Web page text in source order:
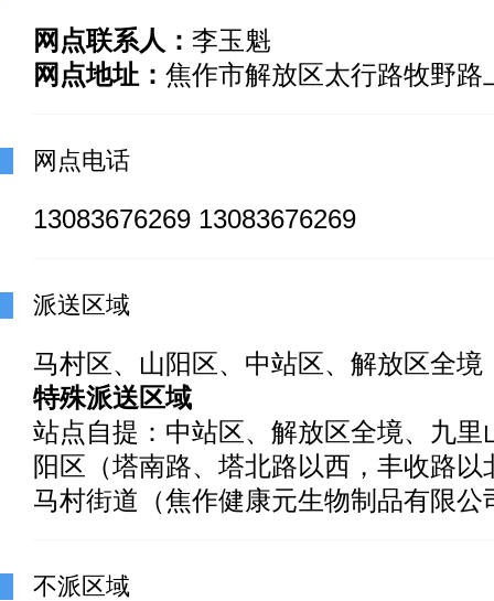
网点联系人： 李玉魁
网点地址： 焦作市解放区太行路牧野路
网点电话
13083676269 13083676269
派送区域
马村区、山阳区、中站区、解放区全境
特殊派送区域
站点自提：中站区、解放区全境、九里
阳区（塔南路、塔北路以西，丰收路
马村街道（焦作健康元生物制品有限公
不派区域